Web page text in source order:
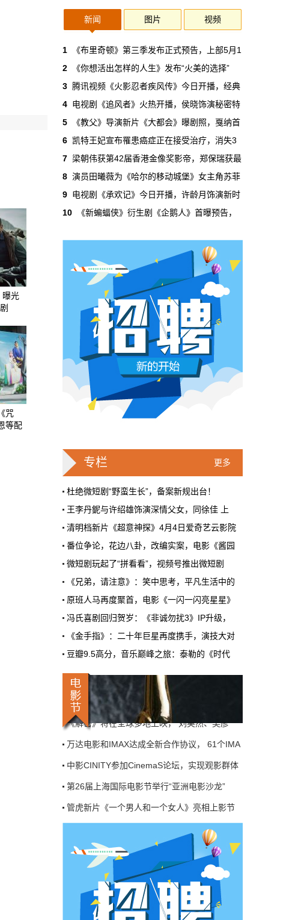
曝光
咒
等配
再是草根创业者的自嗨游戏，正规军来了。
6月30日 11:34:00
7月1日起AI漫剧独立上户：30万以下
的，平台自己兜着
过去两年，AI漫剧用一种近乎无政府的方式，
吃掉了整个微短剧市场95%的产量，却几乎没
本网原创
6月29日 10:20:00
时间，年轻人在电影院里的占比缩水了一半还
多。20岁以下更夸张，从8.9%跌到2.9%，几
乎归零…
本网原创
6月29日 10:20:00
AI短剧赢了数量，真人短剧赢了命
2026年一季度，全行业上线微短剧12.8万部，
其中AI短剧12.2万部，占比超过95%。真人短
剧？只剩几千部。你猜这95%的AI短剧，拿走
了多少流量？
本网原创
6月28日 13:03:00
戛纳一句"Fuck AI"，喊出了多少电影人
高定，而是一句话。
本网原创
6月28日 9:25:00
周星驰跑去拍AI短剧了，电影院还剩什
么？
5月31号，横店。63岁的周星驰穿着黑色夹克
出现在《食神2026》的开机现场。这部短剧改
编自他30年前的经典电影，竖屏拍摄，AI辅助
制作，成本400万。预计9月上线。
本网原创
6月28日 9:25:00
短剧从业者在评论区集体破防。有人说"今年开
机率比去年腰斩"，有人说"演员片酬从日薪800
三天的东西，AI一天出八集，还比你好看…
本网原创
6月27日 10:01:00
9万块银幕，全年只卖400亿：电影院的
钱去哪了？
画，类型挺全。刘烨的《四渡》、皮克斯的
《玩具总动员5》、谢苗的《火遮眼》，该有的
牌都亮出来了。
6月27日 10:01:00
7万部AI短剧一夜下架，广电总局这次是
动真格的
6月24日，广电总局官网挂出了一份文件。没
有发布会，没有吹风会。就这么安安静静地，
把《微短剧发展管理办法（征求意见稿）》摆
到了所有人面前。
本网原创
新闻 图片 视频
1
《布里奇顿》第三季发布正式预告，上部5月1
2
《你想活出怎样的人生》发布“火美的选择”
3 腾讯视频《火影忍者疾风传》今日开播，经典
4 电视剧《追风者》火热开播，侯晓饰演秘密特
5
《教父》导演新片《大都会》曝剧照，戛纳首
6 凯特王妃宣布罹患癌症正在接受治疗，消失3
7 梁朝伟获第42届香港金像奖影帝，郑保瑞获最
8 演员田曦薇为《哈尔的移动城堡》女主角苏菲
9 电视剧《承欢记》今日开播，许龄月饰演新时
10
《新蝙蝠侠》衍生剧《企鹅人》首曝预告，
更多
专栏
杜绝微短剧“野蛮生长”，备案新规出台！
王李丹鈮与许绍雄饰演深情父女，同徐佳 上
清明档新片《超意神探》4月4日爱奇艺云影院
番位争论，花边八卦，改编实案，电影《酱园
微短剧玩起了“拼看看”，视频号推出微短剧
《兄弟，请注意》：笑中思考，平凡生活中的
原班人马再度聚首，电影《一闪一闪亮星星》
冯氏喜剧回归贺岁：《非诚勿扰3》IP升级，
《金手指》：二十年巨星再度携手，演技大对
豆瓣9.5高分，音乐巅峰之旅：泰勒的《时代
第26届上海国际电影节举行“亚洲电影沙龙”
管虎新片《一个男人和一个女人》亮相上影节
《落凡尘》亮相上影节推介会， 创新打造新
首届“华语巨制巡礼”发布会在上海举行，七
《解密》将在全球多地上映， 刘昊然、吴彦
万达电影和IMAX达成全新合作协议， 61个IMA
中影CINITY参加CinemaS论坛，实现观影群体
第26届上海国际电影节举行“亚洲电影沙龙”
管虎新片《一个男人和一个女人》亮相上影节
《落凡尘》亮相上影节推介会， 创新打造新
首届“华语巨制巡礼”发布会在上海举行，七
《解密》将在全球多地上映， 刘昊然、吴彦
万达电影和IMAX达成全新合作协议， 61个IMA
中影CINITY参加CinemaS论坛，实现观影群体